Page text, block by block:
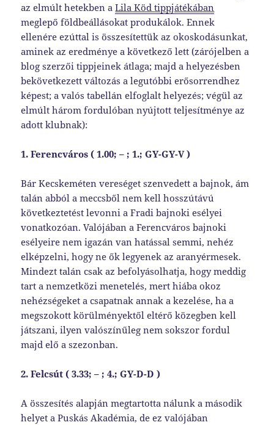
az elmúlt hetekben aLila Köd tippjátékában
meglepő földbeállásokat produkálok. Ennek
ellenére ezúttal is összesítettük az okoskodásunkat,
aminek az eredménye a következő lett (zárójelben a
blog szerzői tippjeinek átlaga; majd a helyezésben
bekövetkezett változás a legutóbbi erősorrendhez
képest; a valós tabellán elfoglalt helyezés; végül az
elmúlt három fordulóban nyújtott teljesítménye az
adott klubnak):
1. Ferencváros ( 1.00; – ; 1.; GY-GY-V )
Bár Kecskeméten vereséget szenvedett a bajnok, ám
talán abból a meccsből nem kell hosszútávú
következtetést levonni a Fradi bajnoki esélyei
vonatkozóan. Valójában a Ferencváros bajnoki
esélyeire nem igazán van hatással semmi, nehéz
elképzelni, hogy ne ők legyenek az aranyérmesek.
Mindezt talán csak az befolyásolhatja, hogy meddig
tart a nemzetközi menetelés, mert hiába okoz
nehézségeket a csapatnak annak a kezelése, ha a
megszokott körülményektől eltérő közegben kell
játszani, ilyen valószínűleg nem sokszor fordul
majd elő a szezonban.
2. Felcsút ( 3.33; – ; 4.; GY-D-D )
A összesítés alapján megtartotta nálunk a második
helyet a Puskás Akadémia, de ez valójában